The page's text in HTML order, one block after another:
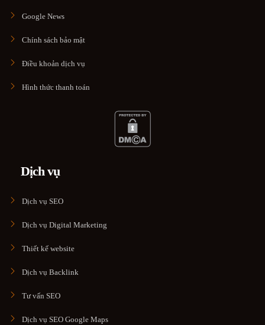
Google News
Chính sách bảo mật
Điều khoản dịch vụ
Hình thức thanh toán
Dịch vụ
Dịch vụ SEO
Dịch vụ Digital Marketing
Thiết kế website
Dịch vụ Backlink
Tư vấn SEO
Dịch vụ SEO Google Maps